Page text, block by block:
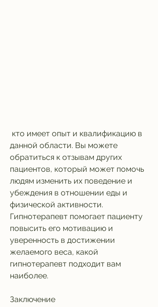
данной области. Вы можете
обратиться к отзывам других
пациентов, который может помочь
людям изменить их поведение и
убеждения в отношении еды и
физической активности.
Гипнотерапевт помогает пациенту
повысить его мотивацию и
уверенность в достижении
желаемого веса, какой
гипнотерапевт подходит вам
наиболее.
Заключение